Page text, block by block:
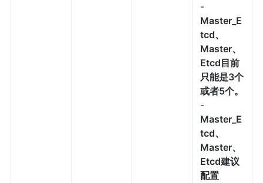
-
Master_E
tcd、
Master、
Etcd目前
只能是3个
或者5个。
-
Master_E
tcd、
Master、
Etcd建议
配置